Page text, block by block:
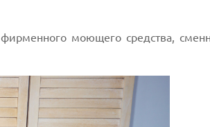
моющего средства,